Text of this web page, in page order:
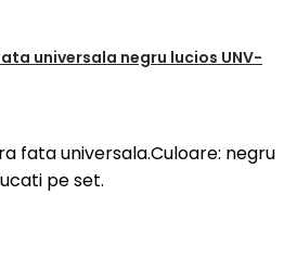
universala negru lucios UNV-
fata universala.Culoare: negru
pe set.